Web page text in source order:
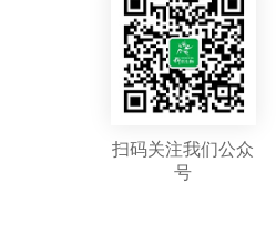
扫码关注我们公众
号